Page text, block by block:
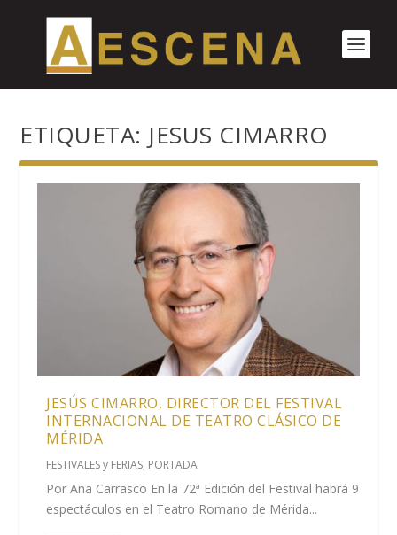
ETIQUETA: JESUS CIMARRO
JESÚS CIMARRO, DIRECTOR DEL FESTIVAL
INTERNACIONAL DE TEATRO CLÁSICO DE
MÉRIDA
FESTIVALES y FERIAS, PORTADA
Por Ana Carrasco En la 72ª Edición del Festival habrá 9
espectáculos en el Teatro Romano de Mérida...